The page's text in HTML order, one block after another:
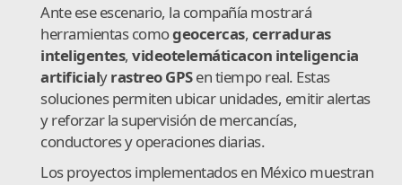
Ante ese escenario, la compañía mostrará
herramientas comogeocercas, cerraduras
inteligentes, videotelemáticacon inteligencia
artificialyrastreo GPSen tiempo real. Estas
soluciones permiten ubicar unidades, emitir alertas
y reforzar la supervisión de mercancías,
conductores y operaciones diarias.
Los proyectos implementados en México muestran